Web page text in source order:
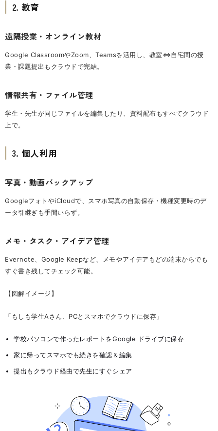
2. 教育
遠隔授業・オンライン教材
Google ClassroomやZoom、Teamsを活用し、教室⇔自宅間の授
業・課題提出もクラウドで完結。
情報共有・ファイル管理
学生・先生が同じファイルを編集したり、資料配布もすべてクラウド
上で。
3. 個人利用
写真・動画バックアップ
GoogleフォトやiCloudで、スマホ写真の自動保存・機種変更時のデ
ータ引継ぎも手間いらず。
メモ・タスク・アイデア管理
Evernote、Google Keepなど、メモやアイデアもどの端末からでも
すぐ書き残してチェック可能。
【図解イメージ】
「もしも学生Aさん、PCとスマホでクラウドに保存」
学校パソコンで作ったレポートをGoogle ドライブに保存
家に帰ってスマホでも続きを確認＆編集
提出もクラウド経由で先生にすぐシェア